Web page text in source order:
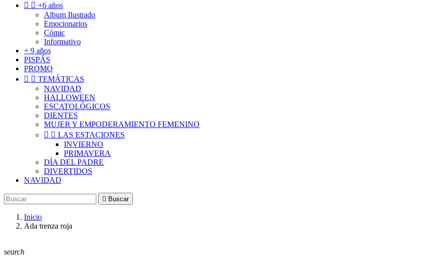
  +6 años
Album Ilustrado
Emocionarios
Cómic
Informativo
+ 9 años
PISPÁS
PROMO
  TEMÁTICAS
NAVIDAD
HALLOWEEN
ESCATOLÓGICOS
DIENTES
MUJER Y EMPODERAMIENTO FEMENINO
  LAS ESTACIONES
INVIERNO
PRIMAVERA
DÍA DEL PADRE
DIVERTIDOS
NAVIDAD
 Buscar
Inicio
Ada trenza roja
search